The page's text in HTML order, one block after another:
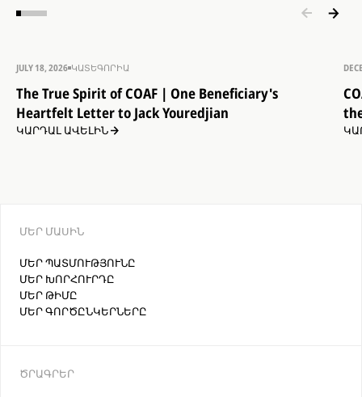
JULY 18, 2026 ԿԱՏԵԳՈՐԻԱ
The True Spirit of COAF | One Beneficiary's
Heartfelt Letter to Jack Youredjian
ԿԱՐԴԱԼ ԱՎԵԼԻՆ
ՄԵՐ ՄԱՍԻՆ
ՄԵՐ ՊԱՏՄՈՒԹՅՈՒՆԸ
ՄԵՐ ԽՈՐՀՈՒՐԴԸ
ՄԵՐ ԹԻՄԸ
ՄԵՐ ԳՈՐԾԸՆԿԵՐՆԵՐԸ
ԾՐԱԳՐԵՐ